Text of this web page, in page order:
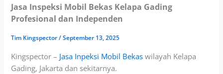
Jasa Inspeksi Mobil Bekas Kelapa Gading
Profesional dan Independen
Tim Kingspector/September 13, 2025
Kingspector – Jasa Inpeksi Mobil Bekas wilayah Kelapa
Gading, Jakarta dan sekitarnya.